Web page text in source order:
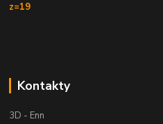
z=19
Kontakty
3D - Enn